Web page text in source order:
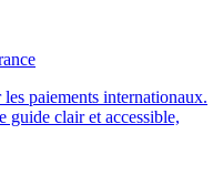
paiements internationaux.
guide clair et accessible,